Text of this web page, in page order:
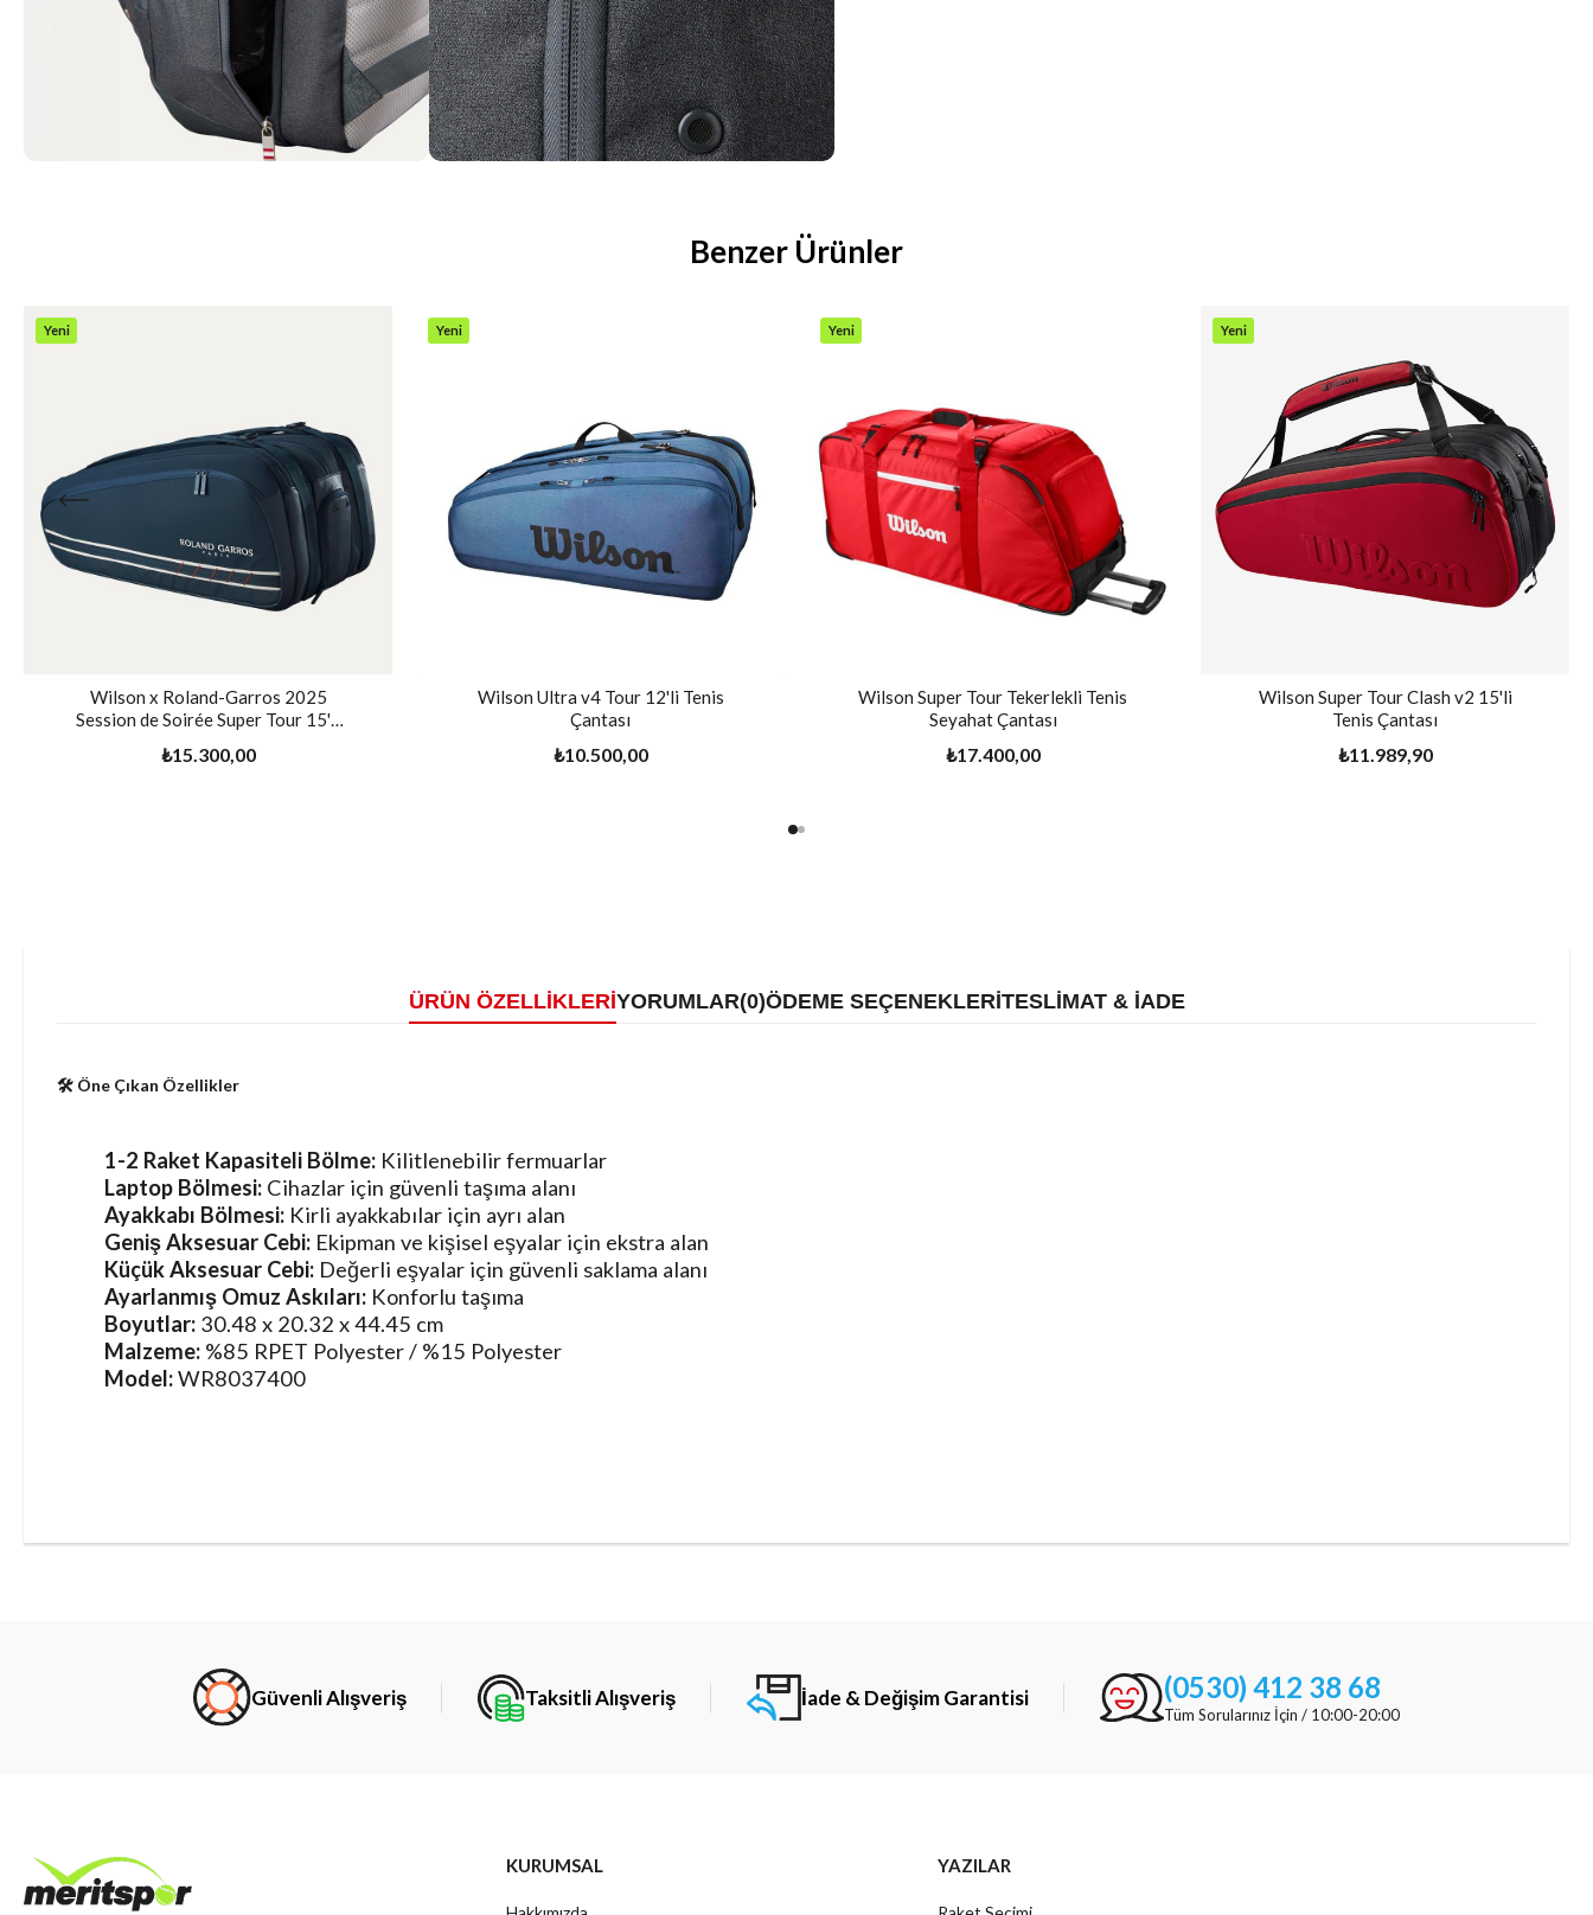
Benzer Ürünler
Wilson x Roland-Garros 2025
Session de Soirée Super Tour 15'li
₺15.300,00
Yeni
Wilson Ultra v4 Tour 12'li Tenis
Çantası
₺10.500,00
Yeni
Wilson Super Tour Tekerlekli Tenis
Seyahat Çantası
₺17.400,00
Yeni
Wilson Super Tour Clash v2 15'li
Tenis Çantası
₺11.989,90
Yeni
ÜRÜN ÖZELLIKLERIYORUMLAR(0)ÖDEME SEÇENEKLERITESLİMAT & İADE
🛠️ Öne Çıkan Özellikler
1-2 Raket Kapasiteli Bölme: Kilitlenebilir fermuarlar
Laptop Bölmesi: Cihazlar için güvenli taşıma alanı
Ayakkabı Bölmesi: Kirli ayakkabılar için ayrı alan
Geniş Aksesuar Cebi: Ekipman ve kişisel eşyalar için ekstra alan
Küçük Aksesuar Cebi: Değerli eşyalar için güvenli saklama alanı
Ayarlanmış Omuz Askıları: Konforlu taşıma
Boyutlar: 30.48 x 20.32 x 44.45 cm
Malzeme: %85 RPET Polyester / %15 Polyester
Model:WR8037400
Güvenli Alışveriş Taksitli Alışveriş İade & Değişim Garantisi (0530) 412 38 68
Tüm Sorularınız İçin / 10:00-20:00
KURUMSAL YAZILAR